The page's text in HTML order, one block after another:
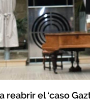
reabrir el ‘caso